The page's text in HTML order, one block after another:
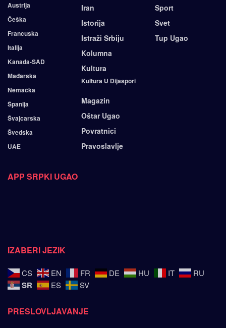
Austrija
Češka
Francuska
Italija
Kanada-SAD
Mađarska
Nemačka
Španija
Švajcarska
Švedska
UAE
Iran
Istorija
Istraži Srbiju
Kolumna
Kultura
Kultura U Dijaspori
Magazin
Oštar Ugao
Povratnici
Pravoslavlje
Sport
Svet
Tup Ugao
APP SRPKI UGAO
IZABERI JEZIK
CS EN FR DE HU IT RU
SR ES SV
PRESLOVLJAVANJE